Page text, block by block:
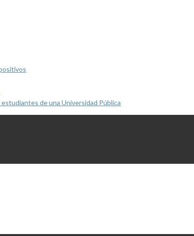
de una Universidad Pública